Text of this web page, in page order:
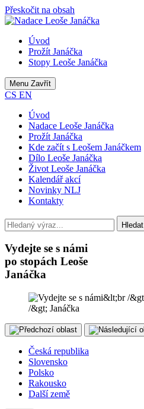
Přeskočit na obsah
Úvod
Prožít Janáčka
Stopy Leoše Janáčka
Menu Zavřít
CS EN
Úvod
Nadace Leoše Janáčka
Prožít Janáčka
Kde začít s Leošem Janáčkem
Dílo Leoše Janáčka
Život Leoše Janáčka
Kalendář akcí
Novinky NLJ
Kontakty
Hledat
Vydejte se s námi
po stopách Leoše
Janáčka
Česká republika
Slovensko
Polsko
Rakousko
Další země